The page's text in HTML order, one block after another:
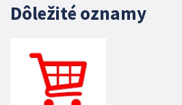
Dôležité oznamy